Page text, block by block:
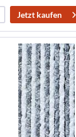
Jetzt kaufen